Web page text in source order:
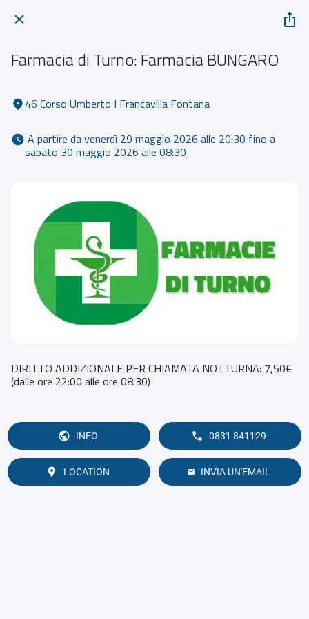
Farmacia di Turno: Farmacia BUNGARO
46 Corso Umberto I Francavilla Fontana
sabato 30 maggio 2026 alle 08:30
DIRITTO ADDIZIONALE PER CHIAMATA NOTTURNA: 7,50€
(dalle ore 22:00 alle ore 08:30)
INFO 0831 841129
LOCATION INVIA UN'EMAIL